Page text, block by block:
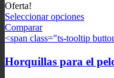
Oferta!
Seleccionar opciones
Comparar
<span class="ts-tooltip
Horquillas para el